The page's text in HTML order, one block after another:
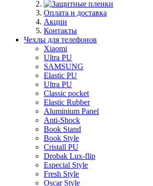
Оплата и доставка
Акции
Контакты
Чехлы для телефонов
Xiaomi
Ultra PU
SAMSUNG
Elastic PU
Ultra PU
Classic pocket
Elastic Rubber
Aluminium Panel
Anti-Shock
Book Stand
Book Style
Cristall PU
Drobak Lux-flip
Especial Style
Fresh Style
Oscar Style